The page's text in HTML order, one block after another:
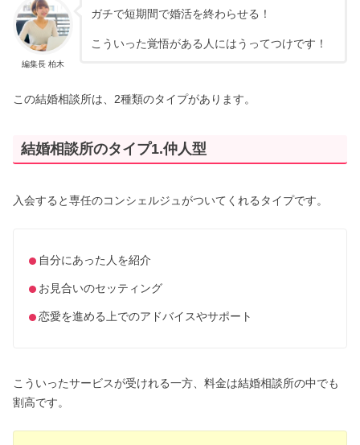
編集長 柏木
ガチで短期間で婚活を終わらせる！
こういった覚悟がある人にはうってつけです！
この結婚相談所は、2種類のタイプがあります。
結婚相談所のタイプ1.仲人型
入会すると専任のコンシェルジュがついてくれるタイプです。
自分にあった人を紹介
お見合いのセッティング
恋愛を進める上でのアドバイスやサポート
こういったサービスが受けれる一方、料金は結婚相談所の中でも
割高です。